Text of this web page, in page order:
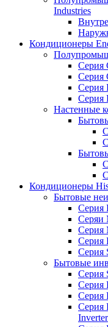
Industries
Кондиционеры
Серия
Серия
Серия
Серия
Настенные
Кондиционеры
Бытовые
Серия
Серяи
Серия
Серия
Серия
Бытовые
Серия
Серия
Серия
Серия
Inverter